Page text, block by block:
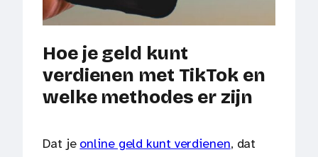
Hoe je geld kunt
verdienen met TikTok en
welke methodes er zijn
Dat je online geld kunt verdienen, dat